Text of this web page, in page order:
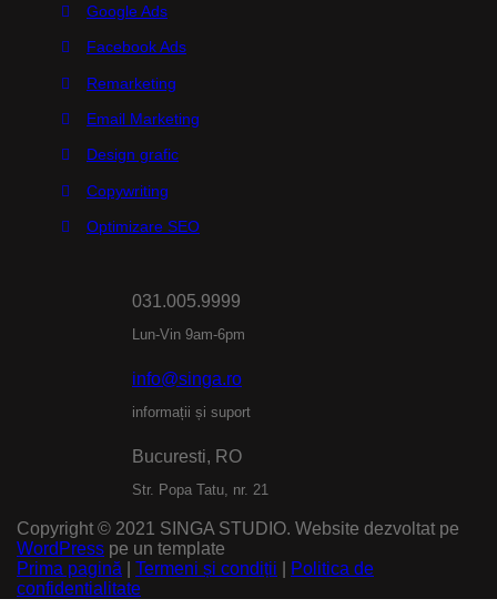
Google Ads
Facebook Ads
Remarketing
Email Marketing
Design grafic
Copywriting
Optimizare SEO
031.005.9999
Lun-Vin 9am-6pm
info@singa.ro
informații și suport
Bucuresti, RO
Str. Popa Tatu, nr. 21
Copyright © 2021 SINGA STUDIO. Website dezvoltat pe
WordPress pe un template
Prima pagină
Termeni și condiții
Politica de
confidentialitate